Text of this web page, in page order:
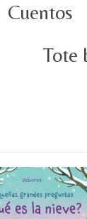
Cuentos
Tote